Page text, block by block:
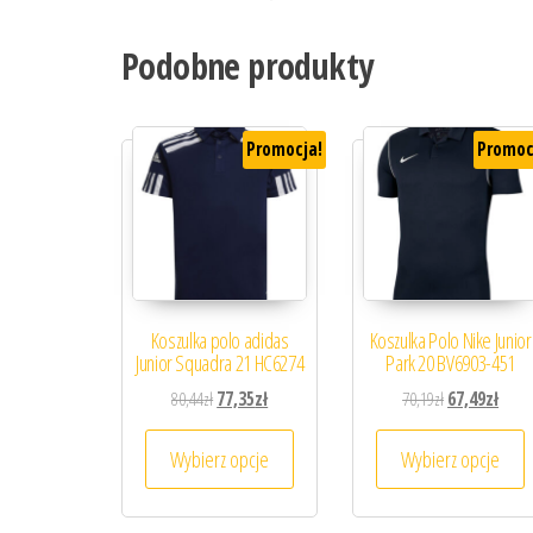
Podobne produkty
Promocja!
Koszulka polo adidas
Junior Squadra 21 HC6274
80,44złPierwotna cena wynosiła: 80,44zł.
77,35złAktualna cena wynosi: 77,35zł.
Wybierz opcje
Ten produkt ma wiele wariantów.
Koszulka Polo Nike Junior
Park 20 BV6903-451
70,19złPierwotna
67,49zł
Wybierz opcje